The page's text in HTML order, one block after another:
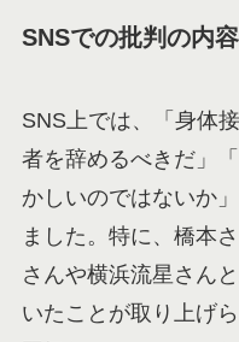
SNSでの批判の内容
SNS上では、「身体
者を辞めるべきだ」
かしいのではないか
ました。特に、橋本
さんや横浜流星さん
いたことが取り上げ